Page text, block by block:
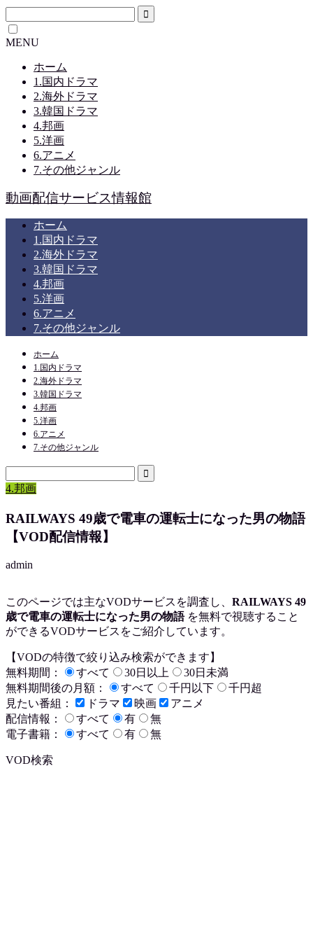
MENU
ホーム
1.国内ドラマ
2.海外ドラマ
3.韓国ドラマ
4.邦画
5.洋画
6.アニメ
7.その他ジャンル
動画配信サービス情報館
ホーム
1.国内ドラマ
2.海外ドラマ
3.韓国ドラマ
4.邦画
5.洋画
6.アニメ
7.その他ジャンル
ホーム
1.国内ドラマ
2.海外ドラマ
3.韓国ドラマ
4.邦画
5.洋画
6.アニメ
7.その他ジャンル
4.邦画
RAILWAYS 49歳で電車の運転士になった男の物語
【VOD配信情報】
admin
このページでは主なVODサービスを調査し、 RAILWAYS 49
歳で電車の運転士になった男の物語を無料で視聴すること
ができるVODサービスをご紹介しています。
【VODの特徴で絞り込み検索ができます】
無料期間：
すべて 30日以上
30日未満
無料期間後の月額：
すべて 千円以下
千円超
見たい番組：
ドラマ 映画
アニメ
配信情報：
すべて 有
無
電子書籍：
すべて 有 無
VOD検索